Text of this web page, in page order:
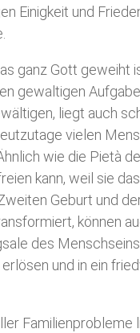
Einigkeit und
ganz Gott geweiht
gewaltigen
liegt auch
vielen
wie die Pietà
kann, weil sie
Geburt und
können
des
und in ein
Familienprobleme